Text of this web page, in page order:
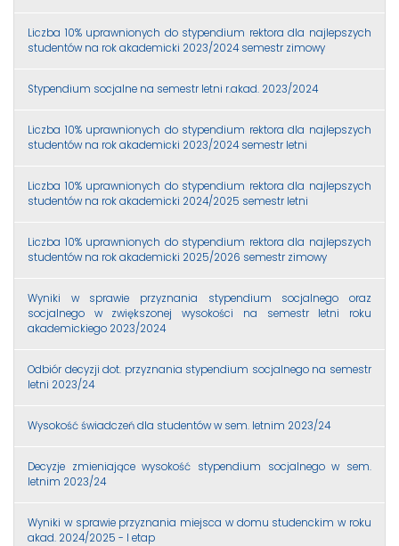
Liczba 10% uprawnionych do stypendium rektora dla najlepszych
studentów na rok akademicki 2023/2024 semestr zimowy
Stypendium socjalne na semestr letni r.akad. 2023/2024
Liczba 10% uprawnionych do stypendium rektora dla najlepszych
studentów na rok akademicki 2023/2024 semestr letni
Liczba 10% uprawnionych do stypendium rektora dla najlepszych
studentów na rok akademicki 2024/2025 semestr letni
Liczba 10% uprawnionych do stypendium rektora dla najlepszych
studentów na rok akademicki 2025/2026 semestr zimowy
Wyniki w sprawie przyznania stypendium socjalnego oraz
socjalnego w zwiększonej wysokości na semestr letni roku
akademickiego 2023/2024
Odbiór decyzji dot. przyznania stypendium socjalnego na semestr
letni 2023/24
Wysokość świadczeń dla studentów w sem. letnim 2023/24
Decyzje zmieniające wysokość stypendium socjalnego w sem.
letnim 2023/24
Wyniki w sprawie przyznania miejsca w domu studenckim w roku
akad. 2024/2025 - I etap